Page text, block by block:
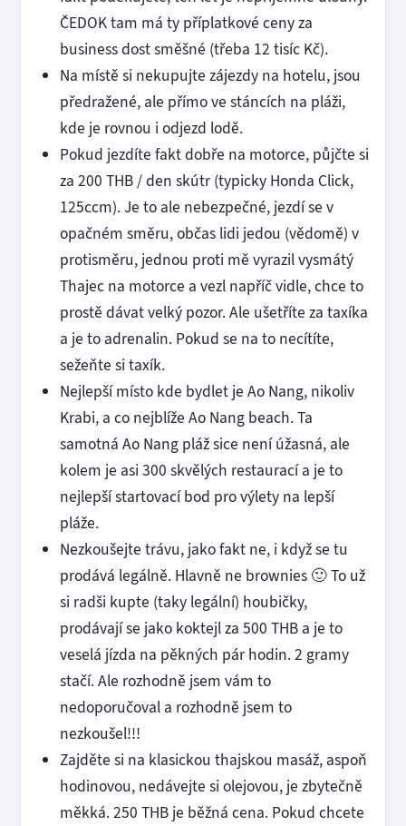
ČEDOK tam má ty příplatkové ceny za
business dost směšné (třeba 12 tisíc Kč).
Na místě si nekupujte zájezdy na hotelu, jsou
předražené, ale přímo ve stáncích na pláži,
kde je rovnou i odjezd lodě.
Pokud jezdíte fakt dobře na motorce, půjčte si
za 200 THB / den skútr (typicky Honda Click,
125ccm). Je to ale nebezpečné, jezdí se v
opačném směru, občas lidi jedou (vědomě) v
protisměru, jednou proti mě vyrazil vysmátý
Thajec na motorce a vezl napříč vidle, chce to
prostě dávat velký pozor. Ale ušetříte za taxíka
a je to adrenalin. Pokud se na to necítíte,
sežeňte si taxík.
Nejlepší místo kde bydlet je Ao Nang, nikoliv
Krabi, a co nejblíže Ao Nang beach. Ta
samotná Ao Nang pláž sice není úžasná, ale
kolem je asi 300 skvělých restaurací a je to
nejlepší startovací bod pro výlety na lepší
pláže.
Nezkoušejte trávu, jako fakt ne, i když se tu
prodává legálně. Hlavně ne brownies 🙂 To už
si radši kupte (taky legální) houbičky,
prodávají se jako koktejl za 500 THB a je to
veselá jízda na pěkných pár hodin. 2 gramy
stačí. Ale rozhodně jsem vám to
nedoporučoval a rozhodně jsem to
nezkoušel!!!
Zajděte si na klasickou thajskou masáž, aspoň
hodinovou, nedávejte si olejovou, je zbytečně
měkká. 250 THB je běžná cena. Pokud chcete